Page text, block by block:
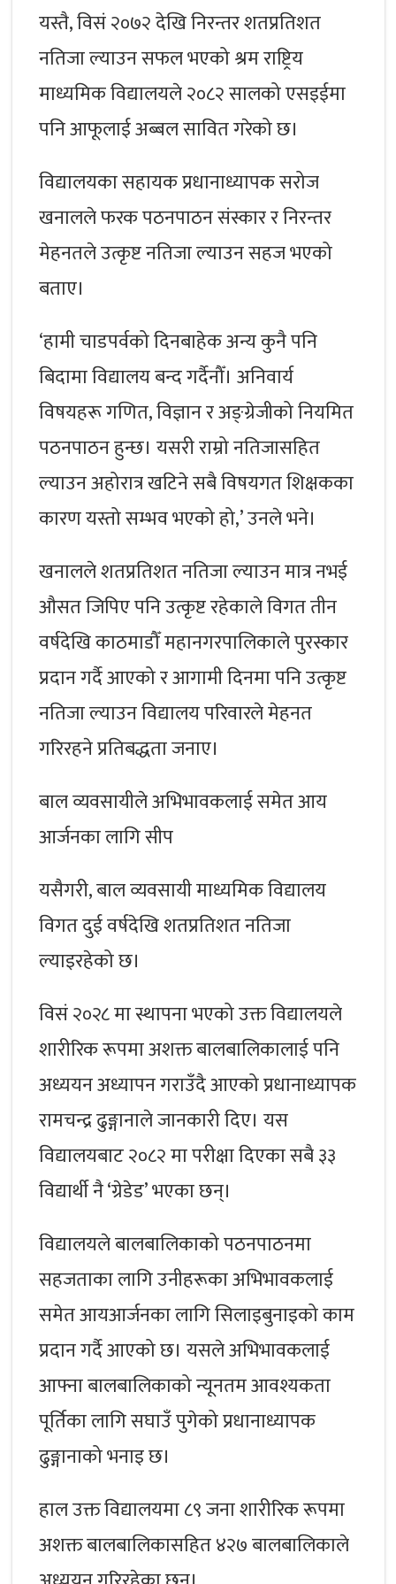
यस्तै, विसं २०७२ देखि निरन्तर शतप्रतिशत
नतिजा ल्याउन सफल भएको श्रम राष्ट्रिय
माध्यमिक विद्यालयले २०८२ सालको एसइईमा
पनि आफूलाई अब्बल सावित गरेको छ।
विद्यालयका सहायक प्रधानाध्यापक सरोज
खनालले फरक पठनपाठन संस्कार र निरन्तर
मेहनतले उत्कृष्ट नतिजा ल्याउन सहज भएको
बताए।
‘हामी चाडपर्वको दिनबाहेक अन्य कुनै पनि
बिदामा विद्यालय बन्द गर्दैनौँ। अनिवार्य
विषयहरू गणित, विज्ञान र अङ्ग्रेजीको नियमित
पठनपाठन हुन्छ। यसरी राम्रो नतिजासहित
ल्याउन अहोरात्र खटिने सबै विषयगत शिक्षकका
कारण यस्तो सम्भव भएको हो,’ उनले भने।
खनालले शतप्रतिशत नतिजा ल्याउन मात्र नभई
औसत जिपिए पनि उत्कृष्ट रहेकाले विगत तीन
वर्षदेखि काठमाडौँ महानगरपालिकाले पुरस्कार
प्रदान गर्दै आएको र आगामी दिनमा पनि उत्कृष्ट
नतिजा ल्याउन विद्यालय परिवारले मेहनत
गरिरहने प्रतिबद्धता जनाए।
बाल व्यवसायीले अभिभावकलाई समेत आय
आर्जनका लागि सीप
यसैगरी, बाल व्यवसायी माध्यमिक विद्यालय
विगत दुई वर्षदेखि शतप्रतिशत नतिजा
ल्याइरहेको छ।
विसं २०२८ मा स्थापना भएको उक्त विद्यालयले
शारीरिक रूपमा अशक्त बालबालिकालाई पनि
अध्ययन अध्यापन गराउँदै आएको प्रधानाध्यापक
रामचन्द्र ढुङ्गानाले जानकारी दिए। यस
विद्यालयबाट २०८२ मा परीक्षा दिएका सबै ३३
विद्यार्थी नै ‘ग्रेडेड’ भएका छन्।
विद्यालयले बालबालिकाको पठनपाठनमा
सहजताका लागि उनीहरूका अभिभावकलाई
समेत आयआर्जनका लागि सिलाइबुनाइको काम
प्रदान गर्दै आएको छ। यसले अभिभावकलाई
आफ्ना बालबालिकाको न्यूनतम आवश्यकता
पूर्तिका लागि सघाउँ पुगेको प्रधानाध्यापक
ढुङ्गानाको भनाइ छ।
हाल उक्त विद्यालयमा ८९ जना शारीरिक रूपमा
अशक्त बालबालिकासहित ४२७ बालबालिकाले